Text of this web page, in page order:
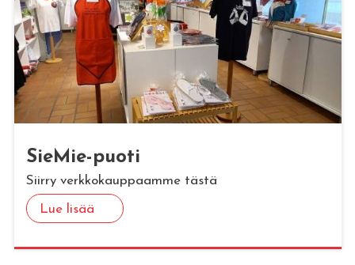
Sie­Mie-puoti
Siirry verkkokauppaamme tästä
Lue lisää